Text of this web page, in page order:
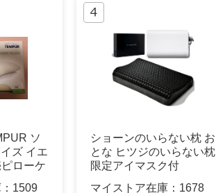
ソ
ズ イエ
ローケ
1509
ショーンのいらない枕 お
とな ヒツジのいらない枕
限定アイマスク付
マイストア在庫： 1678